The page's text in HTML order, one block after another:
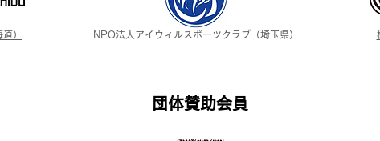
） NPO法人アイウィルスポーツクラブ（埼玉県）
​団体賛助会員